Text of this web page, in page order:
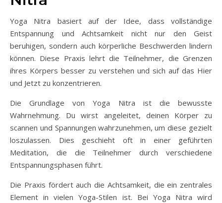
Yoga Nitra basiert auf der Idee, dass vollständige
Entspannung und Achtsamkeit nicht nur den Geist
beruhigen, sondern auch körperliche Beschwerden lindern
können. Diese Praxis lehrt die Teilnehmer, die Grenzen
ihres Körpers besser zu verstehen und sich auf das Hier
und Jetzt zu konzentrieren.
Die Grundlage von Yoga Nitra ist die bewusste
Wahrnehmung. Du wirst angeleitet, deinen Körper zu
scannen und Spannungen wahrzunehmen, um diese gezielt
loszulassen. Dies geschieht oft in einer geführten
Meditation, die die Teilnehmer durch verschiedene
Entspannungsphasen führt.
Die Praxis fördert auch die Achtsamkeit, die ein zentrales
Element in vielen Yoga-Stilen ist. Bei Yoga Nitra wird